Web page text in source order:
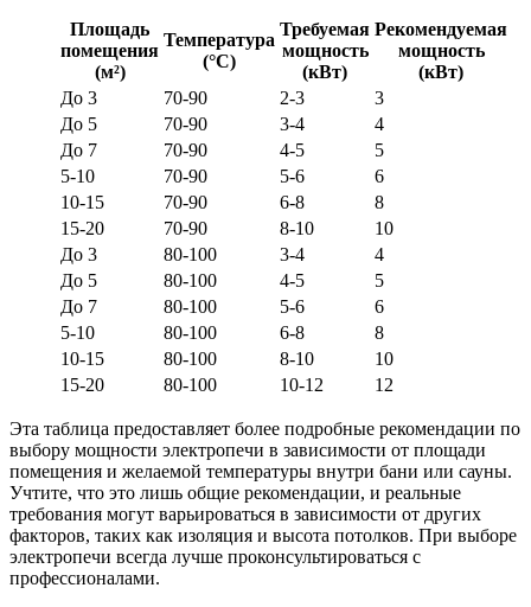
Площадь
помещения
(м²)
Температура
(°C)
Требуемая
мощность
(кВт)
Рекомендуемая
мощность
(кВт)
До 3
70-90 2-3
3
До 5
70-90 3-4
4
До 7
70-90 4-5
5
5-10
70-90 5-6
6
10-15
70-90 6-8
8
15-20
70-90 8-10
10
До 3
80-100 3-4
4
До 5
80-100 4-5
5
До 7
80-100 5-6
6
5-10
80-100 6-8
8
10-15
80-100 8-10
10
15-20
80-100 10-12 12
Эта таблица предоставляет более подробные рекомендации по
выбору мощности электропечи в зависимости от площади
помещения и желаемой температуры внутри бани или сауны.
Учтите, что это лишь общие рекомендации, и реальные
требования могут варьироваться в зависимости от других
факторов, таких как изоляция и высота потолков. При выборе
электропечи всегда лучше проконсультироваться с
профессионалами.